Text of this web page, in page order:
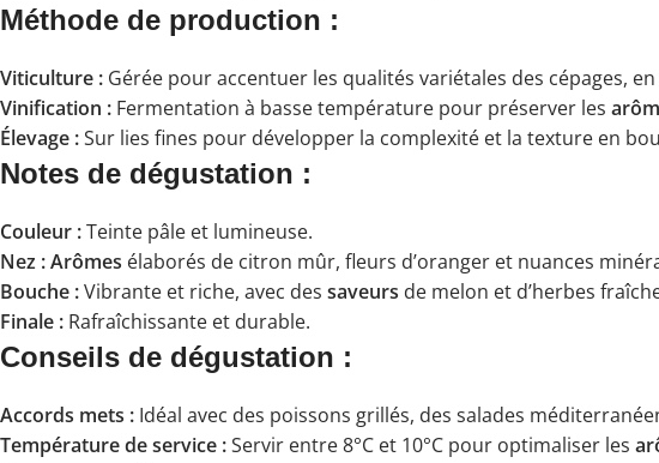
Méthode de production :
Viticulture : Gérée pour accentuer les qualités variétales des cépages,
Vinification : Fermentation à basse température pour préserver les
Élevage :Sur lies fines pour développer la complexité et la texture en
Notes de dégustation :
Couleur :Teinte pâle et lumineuse.
Nez :Arômes élaborés de citron mûr, fleurs d’oranger et nuances
Bouche :Vibrante et riche, avec des saveurs de melon et d’herbes
Finale : Rafraîchissante et durable.
Conseils de dégustation :
Accords mets : Idéal avec des poissons grillés, des salades
Température de service :Servir entre 8°C et 10°C pour optimaliser les